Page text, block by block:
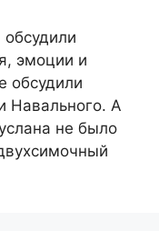
эмоции и
обсудили
Навального. А
не было